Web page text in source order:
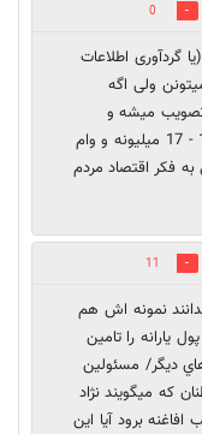
0
گردآوری اطلاعات
ولی اگه
میشه و
پولشم میگیرن، چون میخوان ولی فکرشو بکنید ارزون ترین ماشین الان 16 - 17 میلیونه و وام
کسی به فکر اقتصاد مردم
11
نمونه اش هم
يارانه را تامين
ديگر/ مسئولين
كه ميگويند نژاد
برود آيا اين